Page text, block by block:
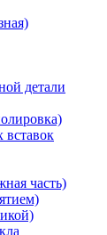
детали
вставок
часть)